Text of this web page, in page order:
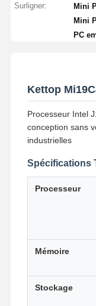
Surligner:
Mini
Mini
PC
Kettop
Processeur Intel
conception sans
industrielles
Spécifications
Processeur
Mémoire
Stockage